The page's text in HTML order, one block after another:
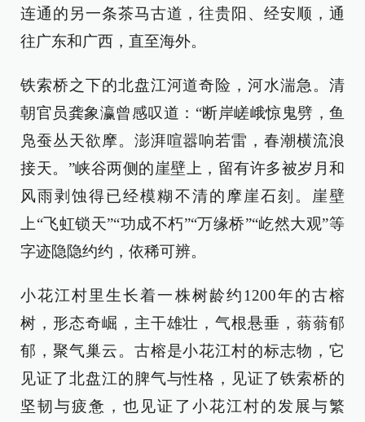
连通的另一条茶马古道，往贵阳、经安顺，通
往广东和广西，直至海外。
铁索桥之下的北盘江河道奇险，河水湍急。清
朝官员龚象瀛曾感叹道：“断岸嵯峨惊鬼劈，鱼
凫蚕丛天欲摩。澎湃喧嚣响若雷，春潮横流浪
接天。”峡谷两侧的崖壁上，留有许多被岁月和
风雨剥蚀得已经模糊不清的摩崖石刻。崖壁
上“飞虹锁天”“功成不朽”“万缘桥”“屹然大观”等
字迹隐隐约约，依稀可辨。
小花江村里生长着一株树龄约1200年的古榕
树，形态奇崛，主干雄壮，气根悬垂，蓊蓊郁
郁，聚气巢云。古榕是小花江村的标志物，它
见证了北盘江的脾气与性格，见证了铁索桥的
坚韧与疲惫，也见证了小花江村的发展与繁